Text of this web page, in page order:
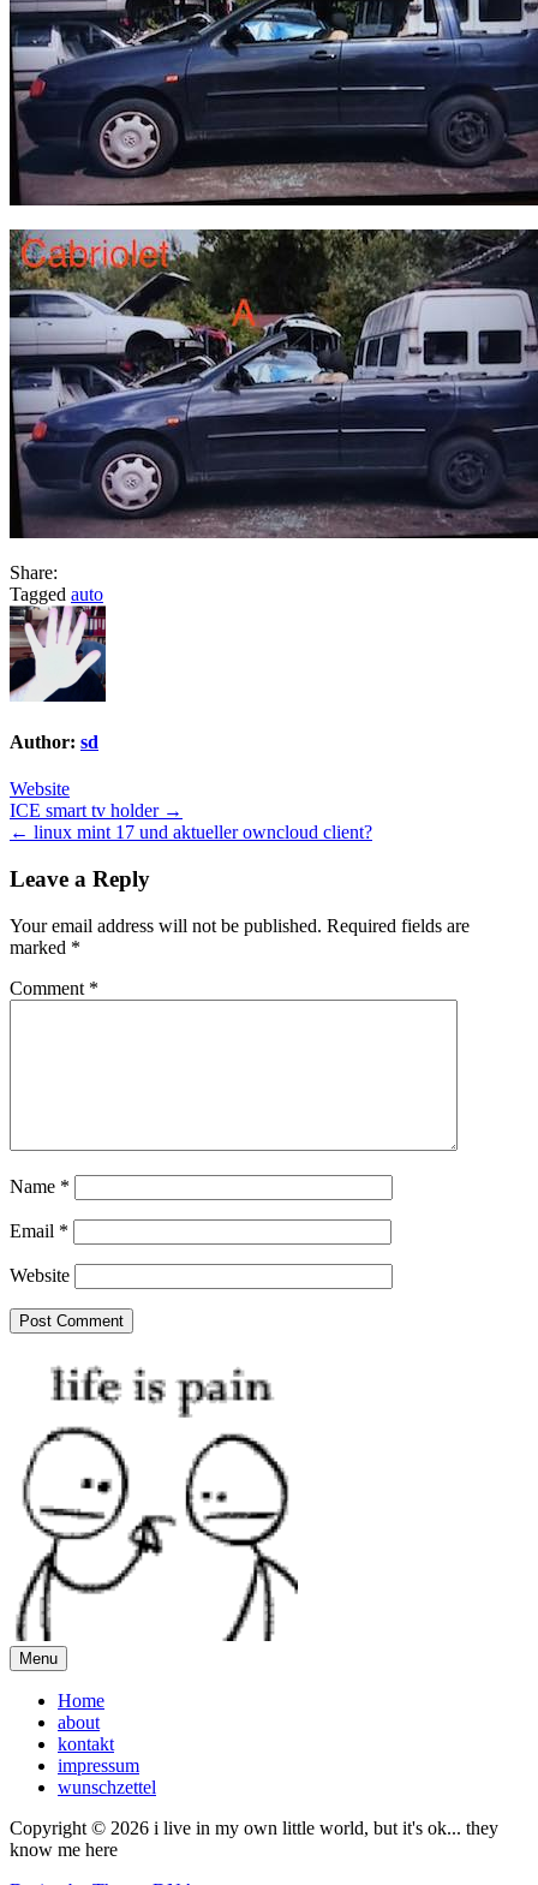
Share:
Tagged auto
Author: sd
Website
Post
navigation
ICE smart tv holder →
← linux mint 17 und aktueller owncloud client?
Leave a Reply
Your email address will not be published. Required fields are
marked *
Comment *
Name *
Email *
Website
Menu
Home
about
kontakt
impressum
wunschzettel
Copyright © 2026 i live in my own little world, but it's ok... they
know me here